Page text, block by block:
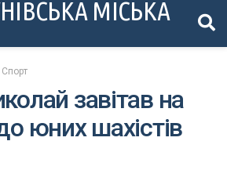
МІСЬКА
Спорт
завітав на
юних шахістів